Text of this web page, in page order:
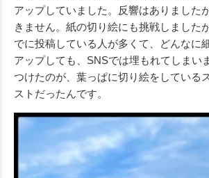
アップしていました。反響はありました
きません。紙の切り絵にも挑戦しました
でに投稿している人が多くて、どんなに
アップしても、SNSでは埋もれてしまい
つけたのが、葉っぱに切り絵をしている
ストだったんです。